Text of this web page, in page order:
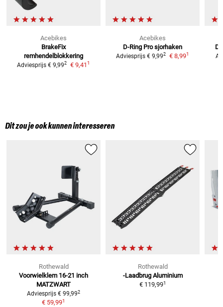
Acebikes
BrakeFix
remhendelblokkering
Adviesprijs € 9,992 € 9,411
Acebikes
D-Ring Pro sjorhaken
Adviesprijs € 9,992 € 8,991
Dit zou je ook kunnen interesseren
Rothewald
Voorwielklem 16-21 inch
MATZWART
Adviesprijs € 99,992
€ 59,991
Rothewald
-Laadbrug Aluminium
€ 119,991